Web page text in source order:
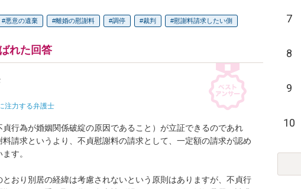
悪意の遺棄 離婚の慰謝料 調停 裁判 慰謝料請求したい側
れた回答
注力する弁護士
行為が婚姻関係破綻の原因であること）が立証できるのであれ
請求というより、不貞慰謝料の請求として、一定額の請求が認め
す。
おり別居の経緯は考慮されないという原則はありますが、不貞行
7
8
9
10